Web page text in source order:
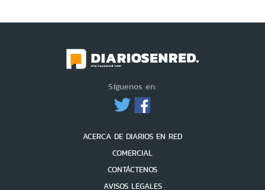
Síguenos en:
ACERCA DE DIARIOS EN RED
COMERCIAL
CONTÁCTENOS
AVISOS LEGALES